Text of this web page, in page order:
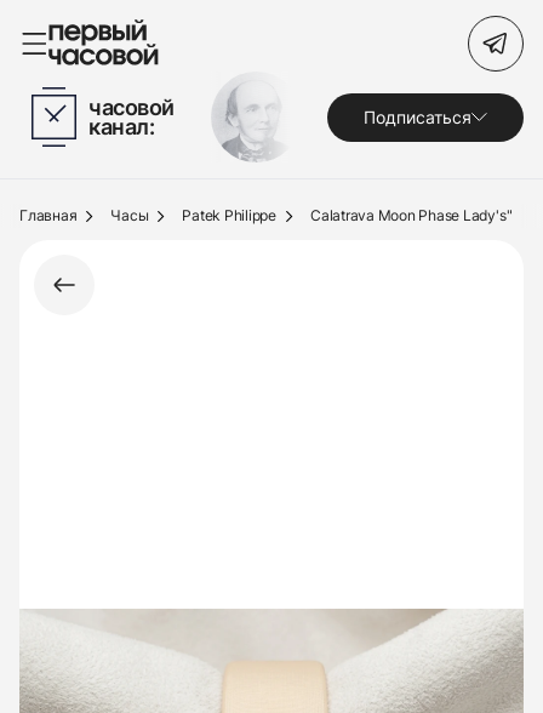
Часы
Украшения
Под заказ
Поиск по сайту
часовой
канал: Подписаться
Главная Часы Patek Philippe Calatrava Moon Phase Lady's"